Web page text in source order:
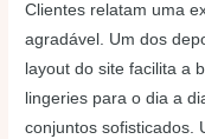
Clientes relatam uma
agradável. Um dos
layout do site facilita a
lingeries para o dia a
conjuntos sofisticados.